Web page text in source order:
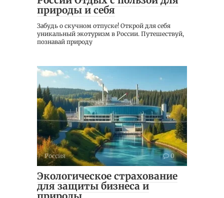
природы и себя
Забудь о скучном отпуске! Открой для себя
уникальный экотуризм в России. Путешествуй,
познавай природу
Россия 0
Экологическое страхование
для защиты бизнеса и